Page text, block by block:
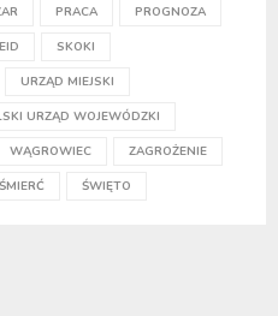
PRACA PROGNOZA
SKOKI
URZĄD MIEJSKI
URZĄD WOJEWÓDZKI
WĄGROWIEC ZAGROŻENIE
ŚMIERĆ ŚWIĘTO